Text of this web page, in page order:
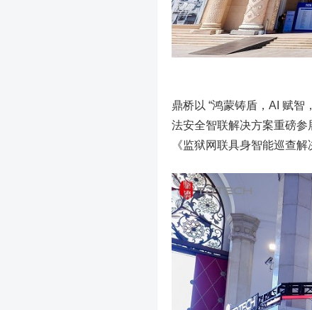
鼎桥以 “鸿蒙铸盾，AI 赋
法安全智联解决方案重磅参
《监狱网联具身智能巡查